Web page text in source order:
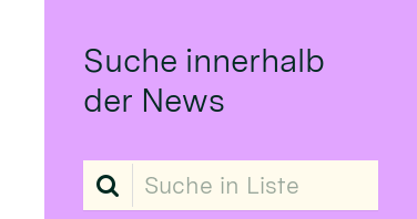
Suche innerhalb
der News
Suche in Liste